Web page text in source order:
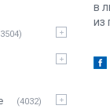
в
из
3504
4032